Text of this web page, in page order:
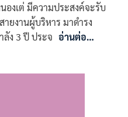
องเต่ มีความประสงค์จะรับ
ยงานผู้บริหาร มาดำรง
ง 3 ปี ประจ อ่านต่อ…